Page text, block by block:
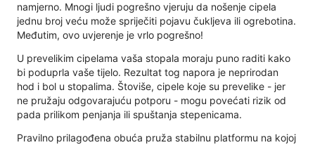
namjerno. Mnogi ljudi pogrešno vjeruju da nošenje cipela
jednu broj veću može spriječiti pojavu čukljeva ili ogrebotina.
Međutim, ovo uvjerenje je vrlo pogrešno!
U prevelikim cipelama vaša stopala moraju puno raditi kako
bi poduprla vaše tijelo. Rezultat tog napora je neprirodan
hod i bol u stopalima. Štoviše, cipele koje su prevelike - jer
ne pružaju odgovarajuću potporu - mogu povećati rizik od
pada prilikom penjanja ili spuštanja stepenicama.
Pravilno prilagođena obuća pruža stabilnu platformu na kojoj